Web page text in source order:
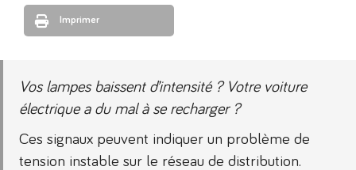
Vos lampes baissent d’intensité ? Votre voiture
électrique a du mal à se recharger ?
Ces signaux peuvent indiquer un problème de
tension instable sur le réseau de distribution.
Imprimer